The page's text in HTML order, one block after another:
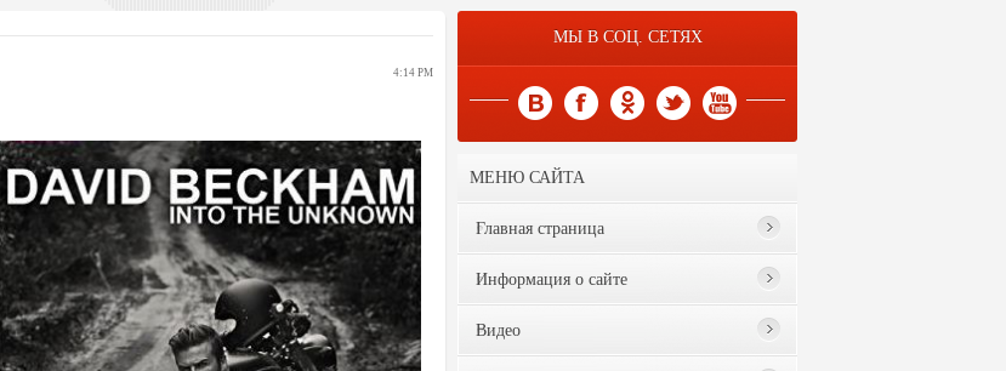
4:14 PM
МЫ В СОЦ. СЕТЯХ
МЕНЮ САЙТА
Главная страница
Информация о сайте
Видео